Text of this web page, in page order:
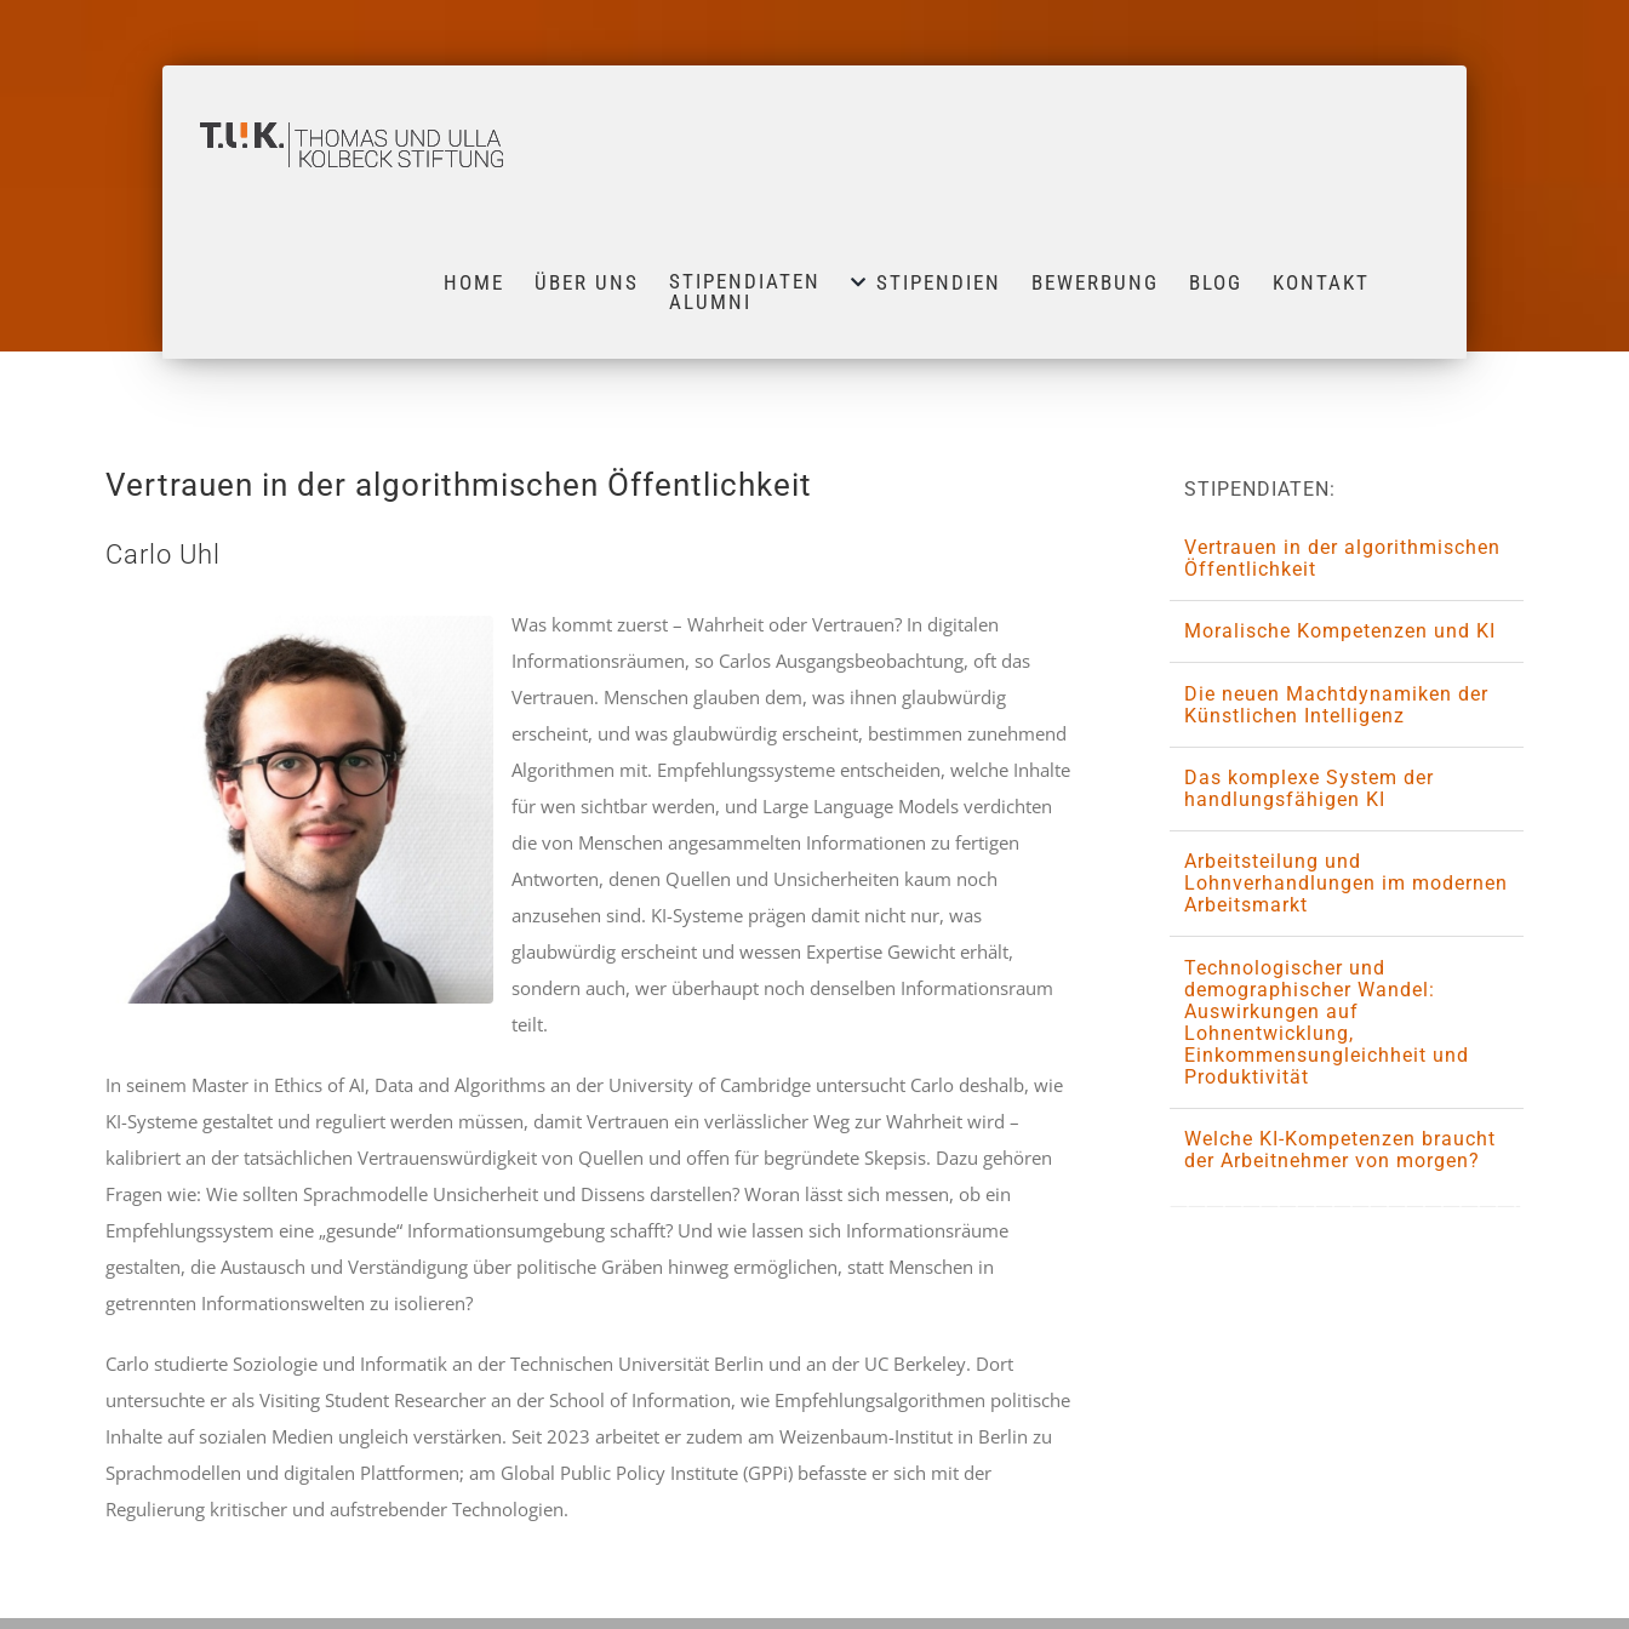
HOME ÜBER UNS
STIPENDIATEN
ALUMNI
STIPENDIEN BEWERBUNG BLOG KONTAKT
Vertrauen in der algorithmischen Öffentlichkeit
Carlo Uhl
Was kommt zuerst – Wahrheit oder Vertrauen? In digitalen
Informationsräumen, so Carlos Ausgangsbeobachtung, oft das
Vertrauen. Menschen glauben dem, was ihnen glaubwürdig
erscheint, und was glaubwürdig erscheint, bestimmen zunehmend
Algorithmen mit. Empfehlungssysteme entscheiden, welche Inhalte
für wen sichtbar werden, und Large Language Models verdichten
die von Menschen angesammelten Informationen zu fertigen
Antworten, denen Quellen und Unsicherheiten kaum noch
anzusehen sind. KI-Systeme prägen damit nicht nur, was
glaubwürdig erscheint und wessen Expertise Gewicht erhält,
sondern auch, wer überhaupt noch denselben Informationsraum
teilt.
In seinem Master in Ethics of AI, Data and Algorithms an der University of Cambridge untersucht Carlo deshalb, wie
KI-Systeme gestaltet und reguliert werden müssen, damit Vertrauen ein verlässlicher Weg zur Wahrheit wird –
kalibriert an der tatsächlichen Vertrauenswürdigkeit von Quellen und offen für begründete Skepsis. Dazu gehören
Fragen wie: Wie sollten Sprachmodelle Unsicherheit und Dissens darstellen? Woran lässt sich messen, ob ein
Empfehlungssystem eine „gesunde“ Informationsumgebung schafft? Und wie lassen sich Informationsräume
gestalten, die Austausch und Verständigung über politische Gräben hinweg ermöglichen, statt Menschen in
getrennten Informationswelten zu isolieren?
Carlo studierte Soziologie und Informatik an der Technischen Universität Berlin und an der UC Berkeley. Dort
untersuchte er als Visiting Student Researcher an der School of Information, wie Empfehlungsalgorithmen politische
Inhalte auf sozialen Medien ungleich verstärken. Seit 2023 arbeitet er zudem am Weizenbaum-Institut in Berlin zu
Sprachmodellen und digitalen Plattformen; am Global Public Policy Institute (GPPi) befasste er sich mit der
Regulierung kritischer und aufstrebender Technologien.
STIPENDIATEN:
Vertrauen in der algorithmischen
Öffentlichkeit
Moralische Kompetenzen und KI
Die neuen Machtdynamiken der
Künstlichen Intelligenz
Das komplexe System der
handlungsfähigen KI
Arbeitsteilung und
Lohnverhandlungen im modernen
Arbeitsmarkt
Technologischer und
demographischer Wandel:
Auswirkungen auf
Lohnentwicklung,
Einkommensungleichheit und
Produktivität
Welche KI-Kompetenzen braucht
der Arbeitnehmer von morgen?